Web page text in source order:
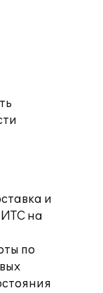
и
ИТС на
по